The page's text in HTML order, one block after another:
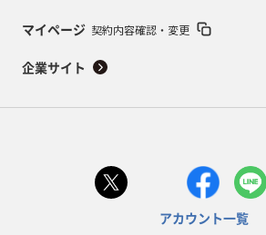
マイページ 契約内容確認・変更
企業サイト
アカウント一覧